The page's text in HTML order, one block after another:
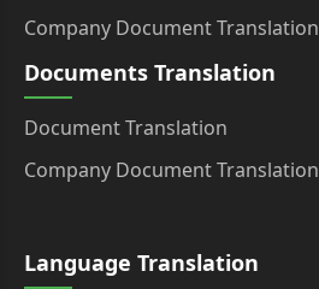
Company Document Translation
Documents Translation
Document Translation
Company Document Translation
Language Translation